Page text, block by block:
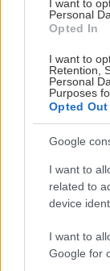
I want to
Personal
Opted In
I want to
Retention,
Personal
Purposes
Opted Out
Google
I want to
related to
device
I want to
Google for
Trendy
Môj dom